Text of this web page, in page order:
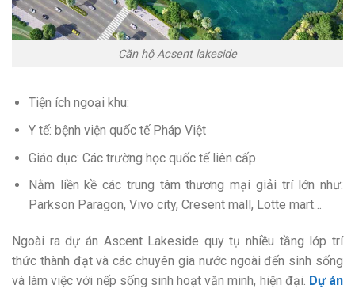
Căn hộ Acsent lakeside
Tiện ích ngoại khu:
Y tế: bệnh viện quốc tế Pháp Việt
Giáo dục: Các trường học quốc tế liên cấp
Nằm liền kề các trung tâm thương mại giải trí lớn như:
Parkson Paragon, Vivo city, Cresent mall, Lotte mart…
Ngoài ra dự án Ascent Lakeside quy tụ nhiều tầng lớp trí
thức thành đạt và các chuyên gia nước ngoài đến sinh sống
và làm việc với nếp sống sinh hoạt văn minh, hiện đại. Dự án